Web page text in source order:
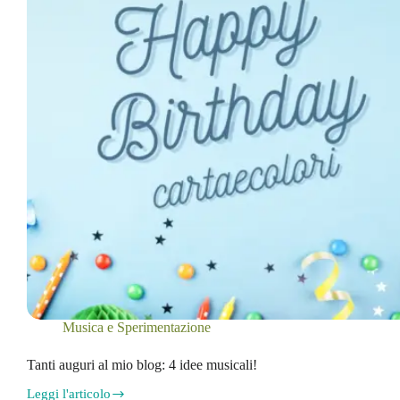
Musica e Sperimentazione
Tanti auguri al mio blog: 4 idee musicali!
Leggi l'articolo